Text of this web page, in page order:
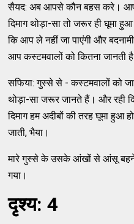
सैयद: अब आपसे कौन बहस करे। आप
दिमाग थोड़ा-सा तो जरूर ही घूमा
कि आप ले नहीं जा पाएंगी और
आप कस्टमवालों को कितना जानती
सफिया: गुस्से से - कस्टमवालों को
थोड़ा-सा जरूर जानते हैं। और रही
दिमाग हम अदीबों की तरह घूमा हुआ
जाती, भैया।
मारे गुस्से के उसके आंखों से आंसू बहने
गया।
दृश्य: 4